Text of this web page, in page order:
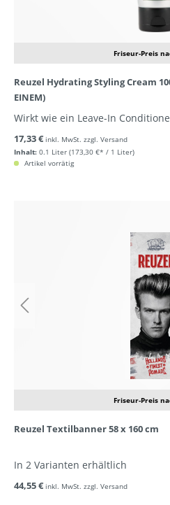
Friseur-Preis
Reuzel Hydrating Styling Cream
EINEM)
Wirkt wie ein Leave-In
Inhalt: 0.1 Liter (173,30 €* / 1 Liter)
17,33 € inkl. MwSt. zzgl. Versand
Artikel vorrätig
Friseur-Preis
Reuzel Textilbanner 58 x 160 cm
In 2 Varianten erhältlich
44,55 € inkl. MwSt. zzgl. Versand